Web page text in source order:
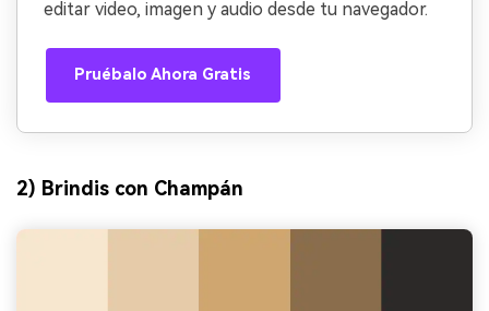
editar video, imagen y audio desde tu navegador.
Pruébalo Ahora Gratis
2) Brindis con Champán